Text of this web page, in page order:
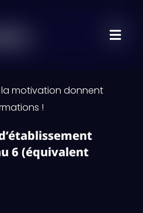
Menu
la motivation donnent
!
6 (équivalent